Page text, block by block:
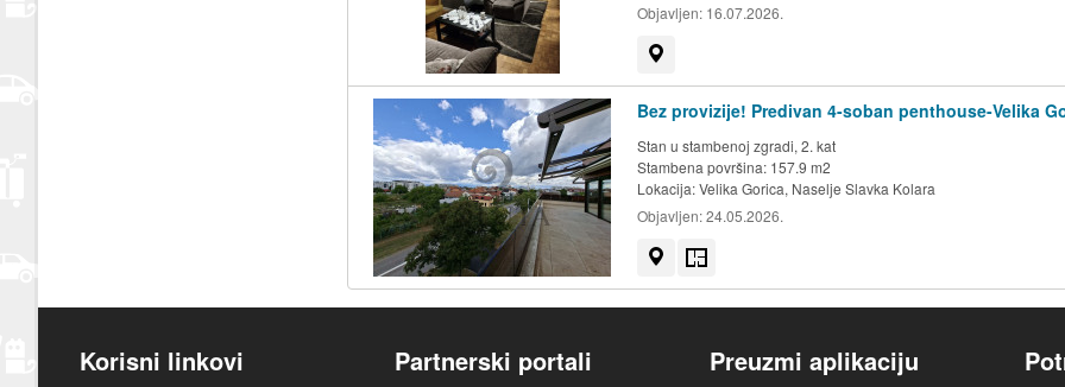
Objavljen: 16.07.2026.
Bez provizije! Predivan 4-soban penthouse-Velika
Stan u stambenoj zgradi, 2. kat
Stambena površina: 157.9 m2
Lokacija:Velika Gorica, Naselje Slavka Kolara
Objavljen:24.05.2026.
Korisni linkovi Partnerski portali Preuzmi aplikaciju